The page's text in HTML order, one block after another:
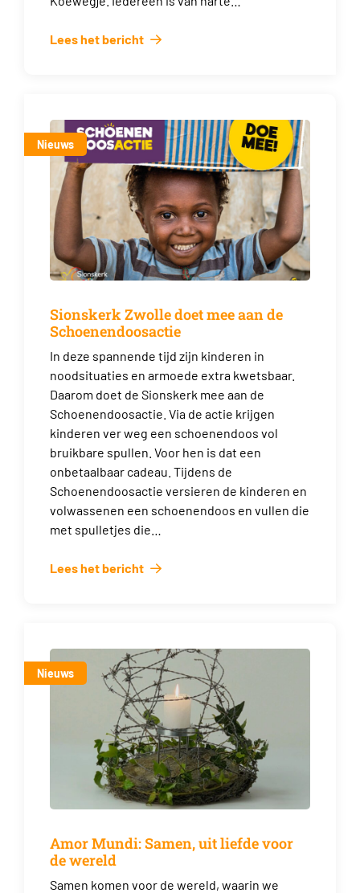
Lees het bericht
Nieuws
Sionskerk Zwolle doet mee aan de
Schoenendoosactie
In deze spannende tijd zijn kinderen in
noodsituaties en armoede extra kwetsbaar.
Daarom doet de Sionskerk mee aan de
Schoenendoosactie. Via de actie krijgen
kinderen ver weg een schoenendoos vol
bruikbare spullen. Voor hen is dat een
onbetaalbaar cadeau. Tijdens de
Schoenendoosactie versieren de kinderen en
volwassenen een schoenendoos en vullen die
met spulletjes die…
Lees het bericht
Nieuws
Amor Mundi: Samen, uit liefde voor
de wereld
Samen komen voor de wereld, waarin we